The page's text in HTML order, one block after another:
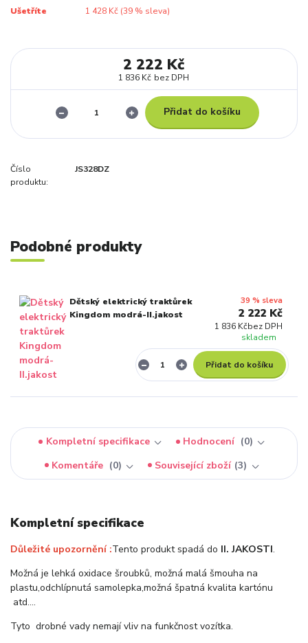
Ušetříte 1 428 Kč (39% sleva)
2 222 Kč
1 836 Kč bez DPH
Přidat do košíku
Číslo
produktu:
JS328DZ
Podobné produkty
Dětský elektrický traktůrek
Kingdom modrá-II.jakost
39 % sleva
2 222 Kč
1 836 Kčbez DPH
skladem
Přidat do košíku
Kompletní specifikace Hodnocení
0
Komentáře
0 Související zboží 3
Kompletní specifikace
Důležité upozornění :Tento produkt spadá do II. JAKOSTI.
Možná je lehká oxidace šroubků, možná malá šmouha na
plastu,odchlípnutá samolepka,možná špatná kvalita kartónu
atd….
Tyto drobné vady nemají vliv na funkčnost vozítka.